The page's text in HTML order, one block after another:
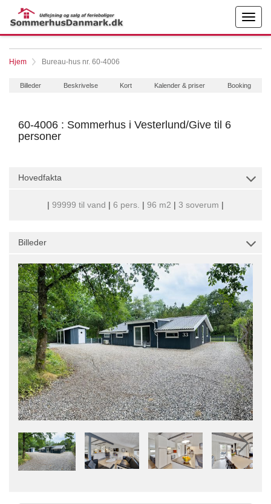
Hjem Bureau-hus nr. 60-4006
Billeder Beskrivelse Kort Kalender & priser Booking
60-4006 : Sommerhus i Vesterlund/Give til 6
personer
Hovedfakta
| 99999 til vand | 6 pers. | 96 m2 | 3 soverum |
Billeder